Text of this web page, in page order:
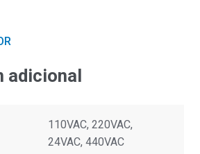
adicional
110VAC, 220VAC,
24VAC, 440VAC